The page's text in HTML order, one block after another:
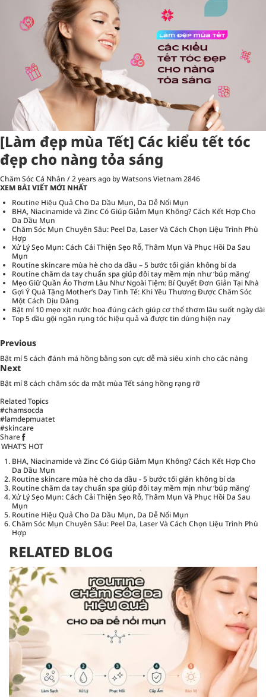
[Làm đẹp mùa Tết] Các kiểu tết tóc
đẹp cho nàng tỏa sáng
Chăm Sóc Cá Nhân /2 years ago by Watsons Vietnam2846
XEM BÀI VIẾT MỚI NHẤT
Routine Hiệu Quả Cho Da Dầu Mụn, Da Dễ Nổi Mụn
BHA, Niacinamide và Zinc Có Giúp Giảm Mụn Không? Cách Kết Hợp Cho
Da Dầu Mụn
Chăm Sóc Mụn Chuyên Sâu: Peel Da, Laser Và Cách Chọn Liệu Trình Phù
Hợp
Xử Lý Sẹo Mụn: Cách Cải Thiện Sẹo Rỗ, Thâm Mụn Và Phục Hồi Da Sau
Mụn
Routine skincare mùa hè cho da dầu – 5 bước tối giản không bí da
Routine chăm da tay chuẩn spa giúp đôi tay mềm mịn như ‘búp măng’
Mẹo Giữ Quần Áo Thơm Lâu Như Ngoài Tiệm: Bí Quyết Đơn Giản Tại Nhà
Gợi Ý Quà Tặng Mother’s Day Tinh Tế: Khi Yêu Thương Được Chăm Sóc
Một Cách Dịu Dàng
Bật mí 10 mẹo xịt nước hoa đúng cách giúp cơ thể thơm lâu suốt ngày dài
Top 5 dầu gội ngăn rụng tóc hiệu quả và được tin dùng hiện nay
Previous
Bật mí 5 cách đánh má hồng bằng son cực dễ mà siêu xinh cho các nàng
Next
Bật mí 8 cách chăm sóc da mặt mùa Tết sáng hồng rạng rỡ
Related Topics
#chamsocda
#lamdepmuatet
#skincare
Share
WHAT’S HOT
BHA, Niacinamide và Zinc Có Giúp Giảm Mụn Không? Cách Kết Hợp Cho
Da Dầu Mụn
Routine skincare mùa hè cho da dầu - 5 bước tối giản không bí da
Routine chăm da tay chuẩn spa giúp đôi tay mềm mịn như ‘búp măng’
Xử Lý Sẹo Mụn: Cách Cải Thiện Sẹo Rỗ, Thâm Mụn Và Phục Hồi Da Sau
Mụn
Routine Hiệu Quả Cho Da Dầu Mụn, Da Dễ Nổi Mụn
Chăm Sóc Mụn Chuyên Sâu: Peel Da, Laser Và Cách Chọn Liệu Trình Phù
Hợp
RELATED BLOG